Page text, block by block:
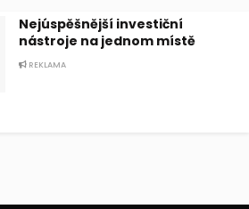
Nejúspěšnější investiční
nástroje na jednom místě
REKLAMA